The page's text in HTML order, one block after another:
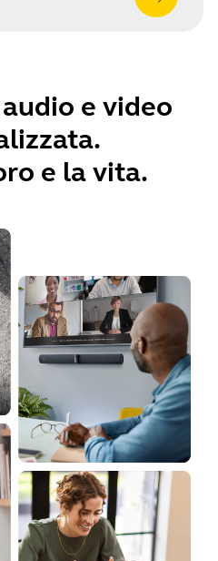
e video
e la vita.